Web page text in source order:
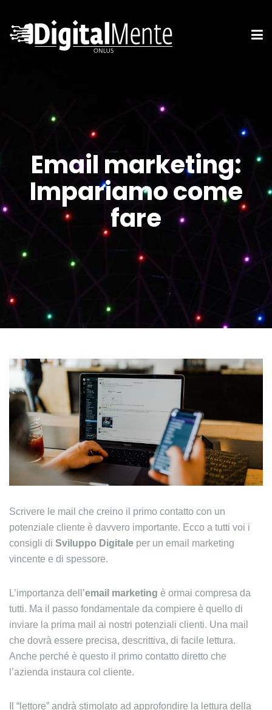
Email marketing:
Impariamo come
fare
Scrivere le mail che creino il primo contatto con un
potenziale cliente è davvero importante. Ecco a tutti voi i
consigli di Sviluppo Digitale per un email marketing
vincente e di spessore.
L’importanza dell’email marketing è ormai compresa da
tutti. Ma il passo fondamentale da compiere è quello di
inviare la prima mail ai nostri potenziali clienti. Una mail
che dovrà essere precisa, descrittiva, di facile lettura.
Anche perché è questo il primo contatto diretto che
l’azienda instaura col cliente.
Il “lettore” andrà stimolato ad approfondire la lettura della